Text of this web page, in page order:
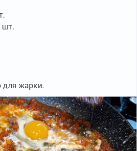
шт.
для жарки.